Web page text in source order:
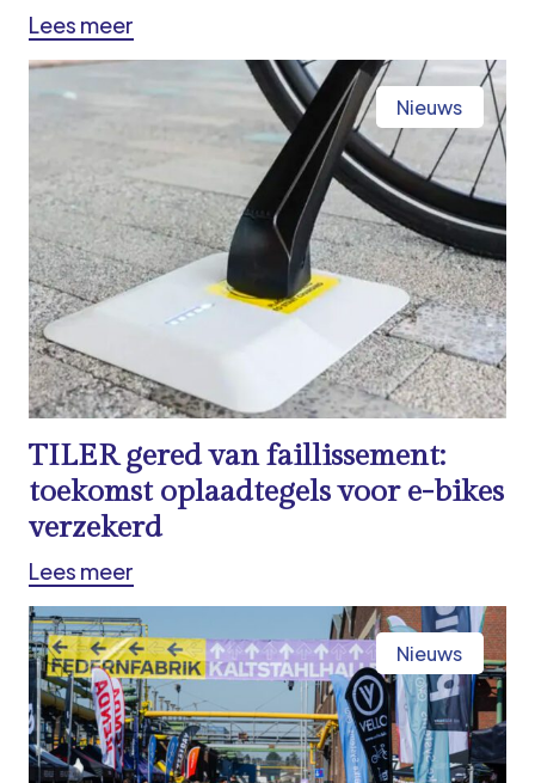
Lees meer
Nieuws
TILER gered van faillissement:
toekomst oplaadtegels voor e-bikes
verzekerd
Lees meer
Nieuws